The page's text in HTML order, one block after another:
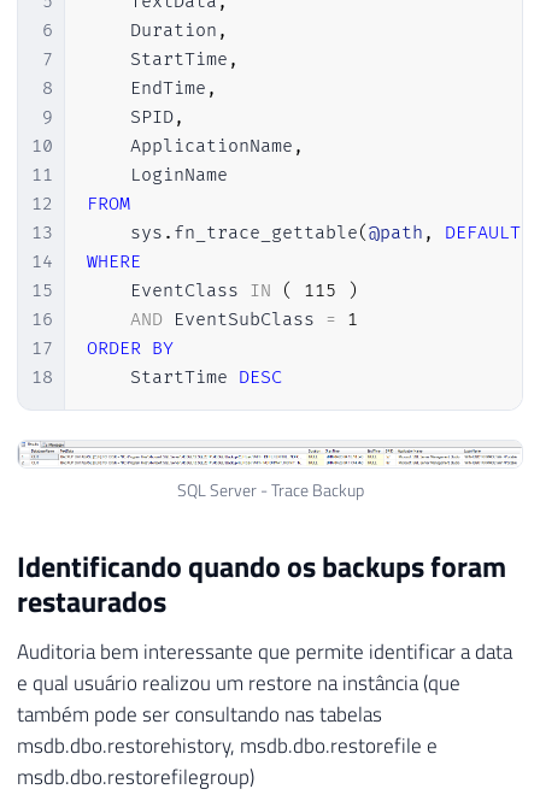
6
7
8
9
10
11
12
13
14
15
16
17
18
    Duration
,
    StartTime
,
    EndTime
,
    SPID
,
    ApplicationName
,
FROM
    sys
. fn_trace_gettable(@path , DEFAULT)
WHERE
    EventClass
IN ( 115
)
AND EventSubClass = 1
ORDER BY
    StartTime
DESC
SQL Server - Trace Backup
Identificando quando os backups foram
restaurados
Auditoria bem interessante que permite identificar a data
e qual usuário realizou um restore na instância (que
também pode ser consultando nas tabelas
msdb.dbo.restorehistory, msdb.dbo.restorefile e
msdb.dbo.restorefilegroup)